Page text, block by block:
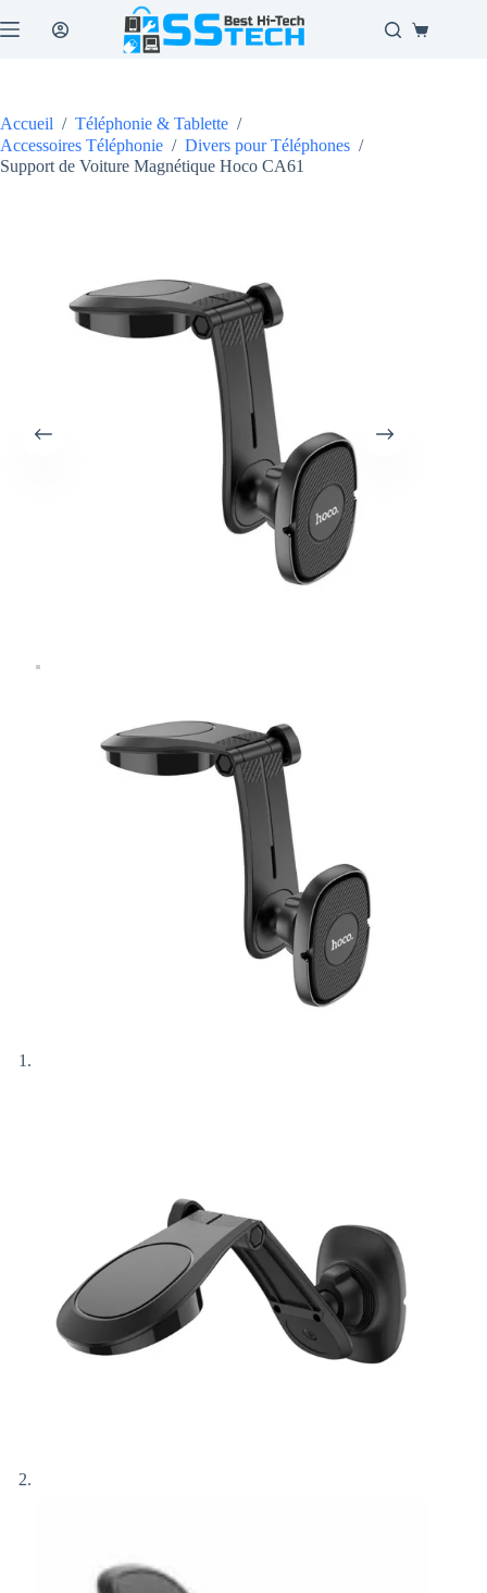
au
Panier
Accueil / Téléphonie & Tablette /
Accessoires Téléphonie / Divers pour Téléphones /
Support de Voiture Magnétique Hoco CA61